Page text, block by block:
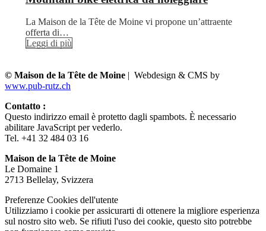
La Maison de la Tête de Moine vi propone un’attraente
offerta di…
Leggi di più
© Maison de la Tête de Moine | Webdesign & CMS by
www.pub-rutz.ch
Contatto :
Questo indirizzo email è protetto dagli spambots. È necessario
abilitare JavaScript per vederlo.
Tel. +41 32 484 03 16
Maison de la Tête de Moine
Le Domaine 1
2713 Bellelay, Svizzera
Preferenze Cookies dell'utente
Utilizziamo i cookie per assicurarti di ottenere la migliore esperienza
sul nostro sito web. Se rifiuti l'uso dei cookie, questo sito potrebbe